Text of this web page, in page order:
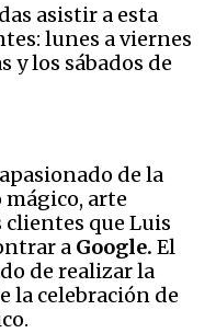
asistir a esta
lunes a viernes
y los sábados de
de la
arte
clientes que Luis
a Google. El
de realizar la
la celebración de